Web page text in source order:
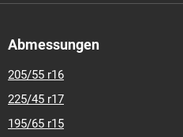
Abmessungen
205/55 r16
225/45 r17
195/65 r15